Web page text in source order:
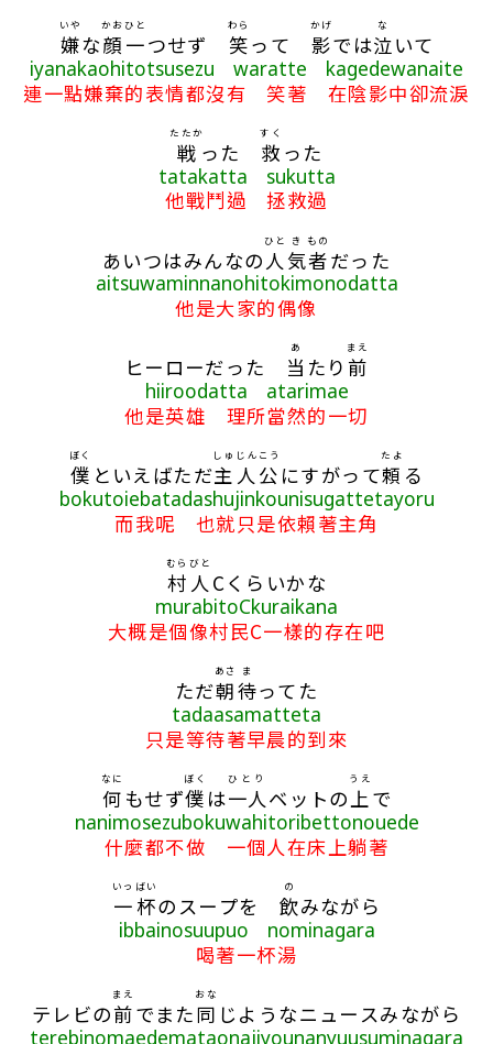
嫌
いや
な顔
かお
一
ひと
つせず 笑
わら
って 影
かげ
では泣
な
いて
iyanakaohitotsusezu waratte kagedewanaite
連一點嫌棄的表情都沒有 笑著 在陰影中卻流淚
戦
たたか
った 救
すく
った
tatakatta sukutta
他戰鬥過 拯救過
あいつはみんなの 人
ひと
気
き
者
もの
だった
aitsuwaminnanohitokimonodatta
他是大家的偶像
ヒーローだった 当
あ
たり 前
まえ
hiiroodatta atarimae
他是英雄 理所當然的一切
僕
ぼく
といえばただ主人公
しゅじんこう
にすがって頼
たよ
る
bokutoiebatadashujinkounisugattetayoru
而我呢 也就只是依賴著主角
村人
むらびと
Cくらいかな
murabitoCkuraikana
大概是個像村民C一樣的存在吧
ただ朝
あさ
待
ま
ってた
tadaasamatteta
只是等待著早晨的到來
何
なに
もせず僕
ぼく
は一人
ひとり
ベットの 上
うえ
で
nanimosezubokuwahitoribettonouede
什麼都不做 一個人在床上躺著
一杯
いっばい
のスープを飲
の
みながら
ibbainosuupuo nominagara
喝著一杯湯
テレビの前
まえ
でまた同
おな
じようなニュースみながら
terebinomaedemataonajiyounanyuusuminagara